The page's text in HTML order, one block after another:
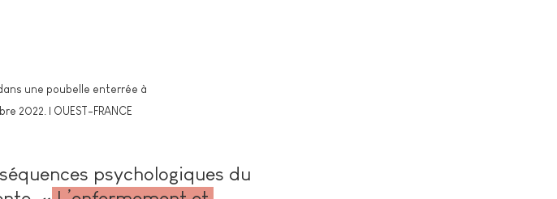
une poubelle enterrée à
2022. | OUEST-FRANCE
psychologiques du